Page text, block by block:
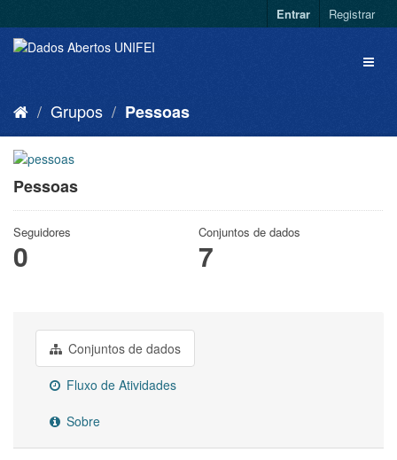
Entrar Registrar
Grupos Pessoas
Pessoas
Seguidores
0
Conjuntos de dados
7
Conjuntos de dados
Fluxo de Atividades
Sobre